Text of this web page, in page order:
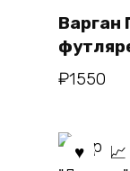
Варган
₽1550